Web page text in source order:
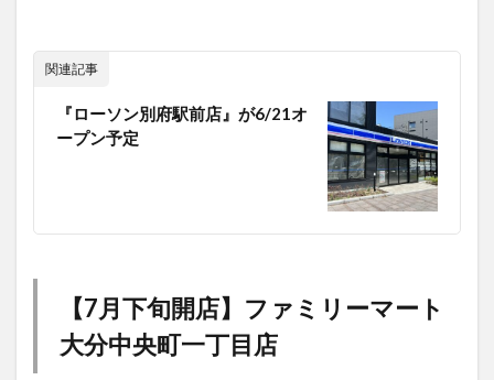
関連記事
『ローソン別府駅前店』が6/21オ
ープン予定
【7月下旬開店】ファミリーマート
大分中央町一丁目店